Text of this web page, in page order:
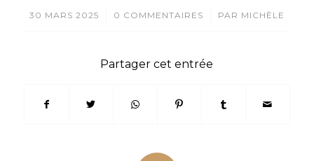
30 MARS 2025
/ 0 COMMENTAIRES
/ PAR MICHÈLE
Partager cet entrée